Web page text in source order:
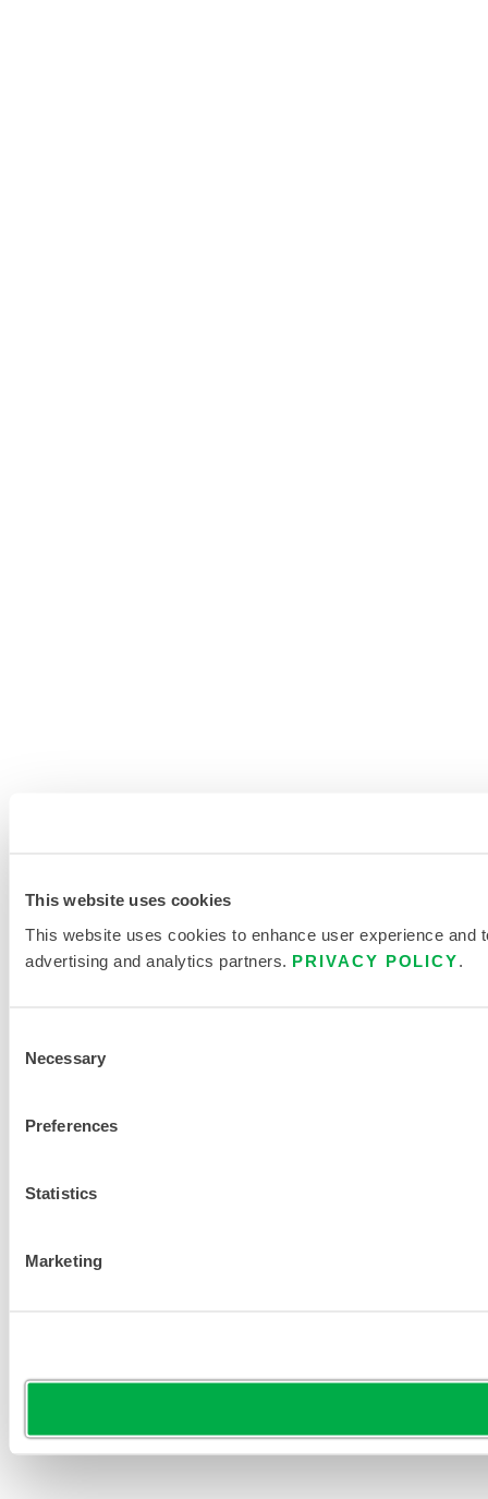
This website uses cookies
This website uses cookies to enhance user experience
advertising and analytics partners. PRIVACY POLICY
Selection
Necessary
Preferences
Statistics
Marketing